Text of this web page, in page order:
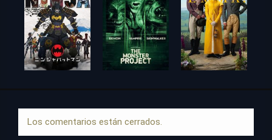
Los comentarios están cerrados.